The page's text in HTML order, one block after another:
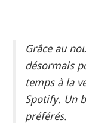
DOKO
Grâce au
désormais
temps à la
Spotify. Un
préférés.